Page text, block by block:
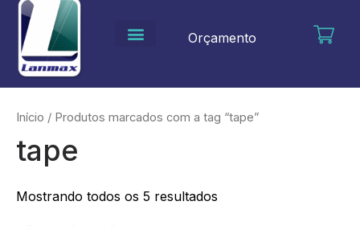
para
conteúdo
Orçamento
Início / Produtos marcados com a tag “tape”
tape
Mostrando todos os 5 resultados